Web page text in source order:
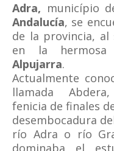
Adra, município
Andalucía, se
de la provincia, al
en la hermosa
Alpujarra.
Actualmente
llamada
fenicia de finales
desembocadura
río Adra o río
dominaba el